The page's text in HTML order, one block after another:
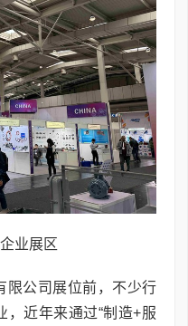
业展区
限公司展位前，不少行
，近年来通过“制造+服